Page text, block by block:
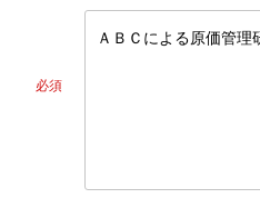
必須